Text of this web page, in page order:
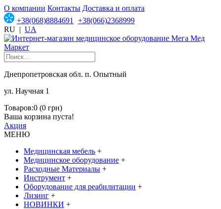
О компании Контакты Доставка и оплата
+38(068)8884691
+38(066)2368999
RU | UA
Днепропетровская обл. п. Опытный
ул. Научная 1
Товаров:0 (0 грн)
Ваша корзина пуста!
Акция
МЕНЮ
Медицинская мебель +
Медицинское оборудование +
Расходные Материалы +
Инструмент +
Оборудование для реабилитации +
Лизинг +
НОВИНКИ +